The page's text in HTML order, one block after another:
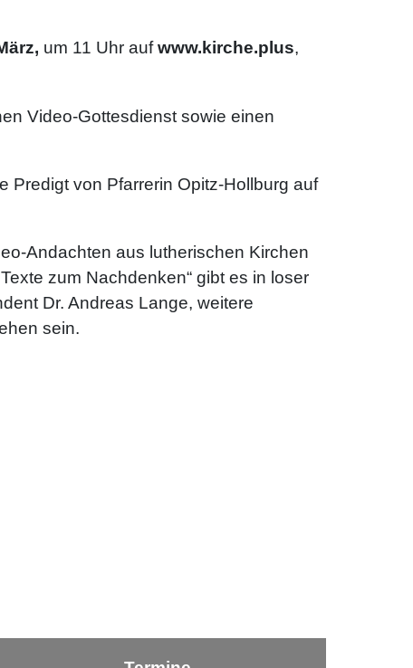
um 11 Uhr aufwww.kirche.plus,
Video-Gottesdienst sowie einen
Predigt von Pfarrerin Opitz-Hollburg auf
Andachten aus lutherischen Kirchen
zum Nachdenken“ gibt es in loser
Dr. Andreas Lange, weitere
sein.